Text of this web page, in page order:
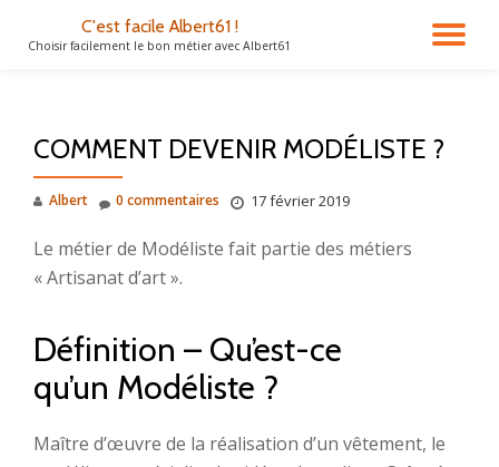
C'est facile Albert61 !
Choisir facilement le bon métier avec Albert61
COMMENT DEVENIR MODÉLISTE ?
Albert 17 février 2019
0 commentaires
Le métier de Modéliste fait partie des métiers
« Artisanat d’art ».
Définition – Qu’est-ce
qu’un Modéliste ?
Maître d’œuvre de la réalisation d’un vêtement, le